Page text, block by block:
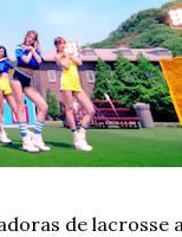
de lacrosse